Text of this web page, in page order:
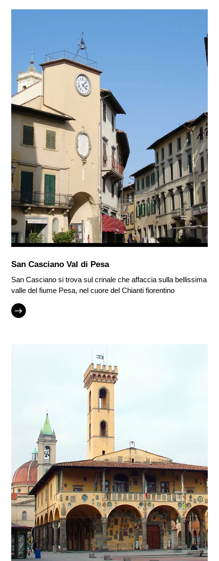
San Casciano Val di Pesa
San Casciano si trova sul crinale che affaccia sulla bellissima
valle del fiume Pesa, nel cuore del Chianti fiorentino